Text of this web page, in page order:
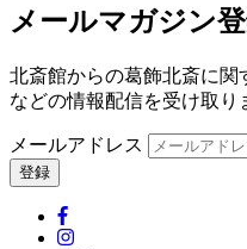
メールマガジン
北斎館からの葛飾北斎に関
などの情報配信を受け取り
メールアドレス